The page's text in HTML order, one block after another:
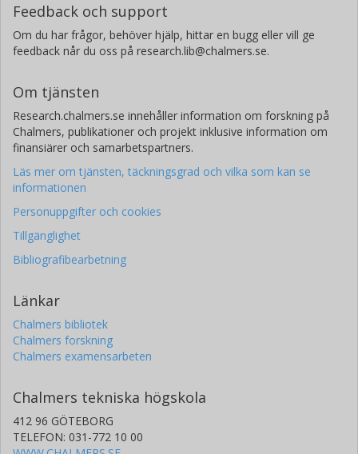
Feedback och support
Om du har frågor, behöver hjälp, hittar en bugg eller vill ge
feedback når du oss på research.lib@chalmers.se.
Om tjänsten
Research.chalmers.se innehåller information om forskning på
Chalmers, publikationer och projekt inklusive information om
finansiärer och samarbetspartners.
Läs mer om tjänsten, täckningsgrad och vilka som kan se
informationen
Personuppgifter och cookies
Tillgänglighet
Bibliografibearbetning
Länkar
Chalmers bibliotek
Chalmers forskning
Chalmers examensarbeten
Chalmers tekniska högskola
412 96 GÖTEBORG
TELEFON: 031-772 10 00